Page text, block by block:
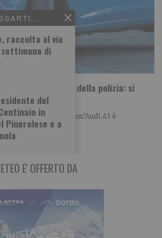
raccolta al via
settimana di
del
in
Pinerolese e a
un inseguimento della polizia: si
5 agosto 2026, un’Audi A3 è
E' OFFERTO DA